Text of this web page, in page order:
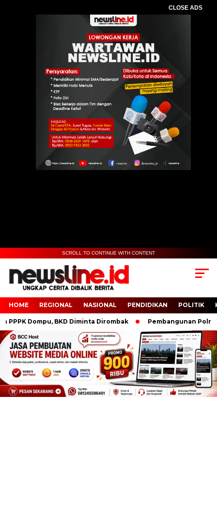
CLOSE ADS
SCROLL TO CONTINUE WITH CONTENT
HOME REGIONAL NASIONAL PENDIDIKAN POLITIK
Dompu, BKD Diminta Dirombak Pembangunan Polresta